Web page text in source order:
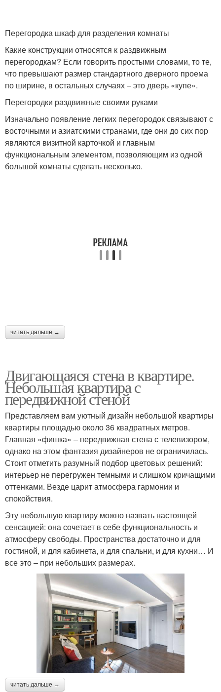
Перегородка шкаф для разделения комнаты
Какие конструкции относятся к раздвижным
перегородкам? Если говорить простыми словами, то те,
что превышают размер стандартного дверного проема
по ширине, в остальных случаях – это дверь «купе».
Перегородки раздвижные своими руками
Изначально появление легких перегородок связывают с
восточными и азиатскими странами, где они до сих пор
являются визитной карточкой и главным
функциональным элементом, позволяющим из одной
большой комнаты сделать несколько.
читать дальше →
Двигающаяся стена в квартире.
Небольшая квартира с
передвижной стеной
Представляем вам уютный дизайн небольшой квартиры
квартиры площадью около 36 квадратных метров.
Главная «фишка» – передвижная стена с телевизором,
однако на этом фантазия дизайнеров не ограничилась.
Стоит отметить разумный подбор цветовых решений:
интерьер не перегружен темными и слишком кричащими
оттенками. Везде царит атмосфера гармонии и
спокойствия.
Эту небольшую квартиру можно назвать настоящей
сенсацией: она сочетает в себе функциональность и
атмосферу свободы. Пространства достаточно и для
гостиной, и для кабинета, и для спальни, и для кухни… И
все это – при небольших размерах.
читать дальше →